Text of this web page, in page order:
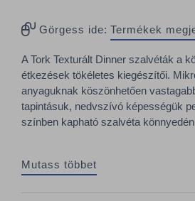
Görgess ide: Termékek
A Tork Texturált Dinner szalvéták a
étkezések tökéletes kiegészítői.
anyaguknak köszönhetően
tapintásuk, nedvszívó képességük
színben kapható szalvéta
Mutass többet